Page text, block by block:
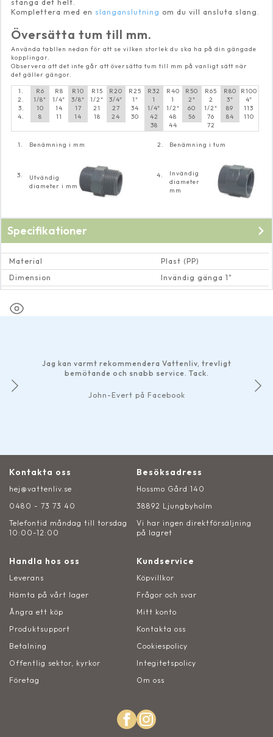
stänga det helt.
Komplettera med en slanganslutning om du vill ansluta slang.
Översätta tum till mm.
Använda tabllen nedan för att se vilken storlek du ska ha på din gängade
kopplingar.
Observera att det inte går att översätta tum till mm på vanligt sätt när
det gäller gängor.
1.
2.
3.
4.
R6
1/8"
10
8
R8
1/4"
14
11
R10
3/8"
17
14
R15
1/2"
21
18
R20
3/4"
27
24
R25
1"
34
30
R32
1
1/4"
42
38
R40
1
1/2"
48
44
R50
2"
60
56
R65
2
1/2"
76
72
R80
3"
89
84
R100
4"
113
110
1. Benämning i mm 2. Benämning i tum
3.
Utvändig
diameter i mm
4.
Invändig
diameter
mm
Specifikationer
Material
Plast (PP)
Dimension
Invändig gänga 1"
Jag kan varmt rekommendera Vattenliv, trevligt
bemötande och snabb service. Tack.
John-Evert på Facebook
Kontakta oss
hej@vattenliv.se
0480 - 73 73 40
Telefontid måndag till torsdag
10:00-12:00
Besöksadress
Hossmo Gård 140
38892 Ljungbyholm
Vi har ingen direktförsäljning
på lagret
Handla hos oss
Leverans
Hämta på vårt lager
Ångra ett köp
Produktsupport
Betalning
Offentlig sektor, kyrkor
Företag
Kundservice
Köpvillkor
Frågor och svar
Mitt konto
Kontakta oss
Cookiespolicy
Integitetspolicy
Om oss